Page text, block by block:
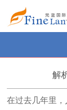
解
在过去几年里